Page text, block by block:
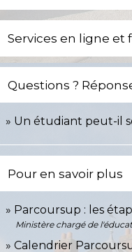
Services en ligne et
Questions ?
Un étudiant peut-il
Pour en savoir plus
Parcoursup : les
Ministère chargé de
Calendrier